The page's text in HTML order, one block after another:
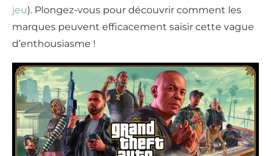
jeu). Plongez-vous pour découvrir comment les
marques peuvent efficacement saisir cette vague
d’enthousiasme !